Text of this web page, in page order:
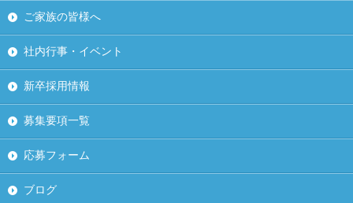
ご家族の皆様へ
社内行事・イベント
新卒採用情報
募集要項一覧
応募フォーム
ブログ